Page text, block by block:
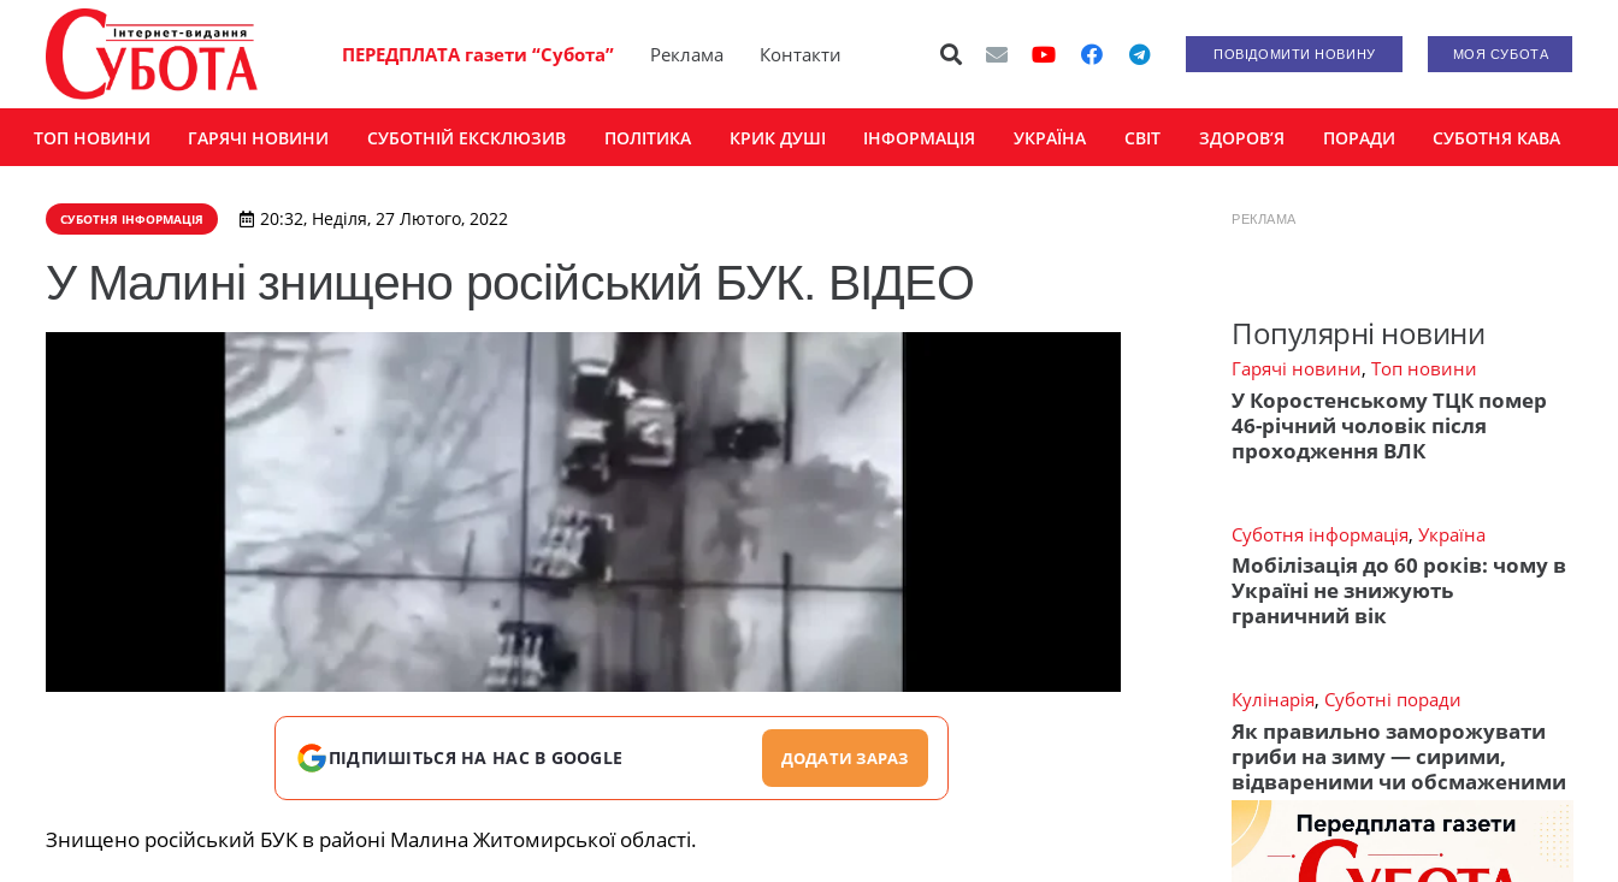
ПЕРЕДПЛАТА газети “Субота” Реклама Контакти ПОВІДОМИТИ НОВИНУ МОЯ СУБОТА
ТОП НОВИНИ ГАРЯЧІ НОВИНИ СУБОТНІЙ ЕКСКЛЮЗИВ ПОЛІТИКА КРИК ДУШІ ІНФОРМАЦІЯ УКРАЇНА СВІТ ЗДОРОВ’Я ПОРАДИ СУБОТНЯ КАВА
СУБОТНЯ ІНФОРМАЦІЯ 20:32, Неділя, 27 Лютого, 2022
У Малині знищено російський БУК. ВІДЕО
ПІДПИШІТЬСЯ НА НАС В GOOGLE ДОДАТИ ЗАРАЗ
Знищено російський БУК в районі Малина Житомирської області.
РЕКЛАМА
Популярні новини
Гарячі новини, Топ новини
У Коростенському ТЦК помер
46-річний чоловік після
проходження ВЛК
Суботня інформація, Україна
Мобілізація до 60 років: чому в
Україні не знижують
граничний вік
Кулінарія, Суботні поради
Як правильно заморожувати
гриби на зиму — сирими,
відвареними чи обсмаженими